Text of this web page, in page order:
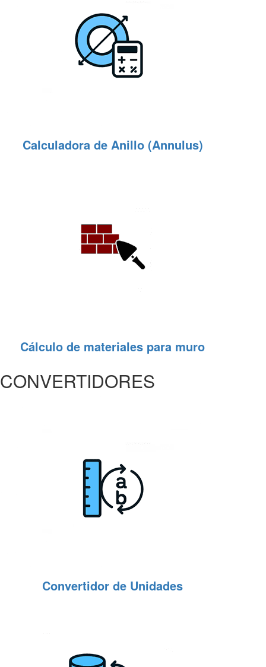
Calculadora de Anillo (Annulus)
Cálculo de materiales para muro
CONVERTIDORES
Convertidor de Unidades